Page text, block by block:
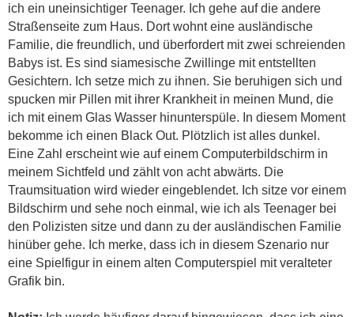
ich ein uneinsichtiger Teenager. Ich gehe auf die andere
Straßenseite zum Haus. Dort wohnt eine ausländische
Familie, die freundlich, und überfordert mit zwei schreienden
Babys ist. Es sind siamesische Zwillinge mit entstellten
Gesichtern. Ich setze mich zu ihnen. Sie beruhigen sich und
spucken mir Pillen mit ihrer Krankheit in meinen Mund, die
ich mit einem Glas Wasser hinunterspüle. In diesem Moment
bekomme ich einen Black Out. Plötzlich ist alles dunkel.
Eine Zahl erscheint wie auf einem Computerbildschirm in
meinem Sichtfeld und zählt von acht abwärts. Die
Traumsituation wird wieder eingeblendet. Ich sitze vor einem
Bildschirm und sehe noch einmal, wie ich als Teenager bei
den Polizisten sitze und dann zu der ausländischen Familie
hinüber gehe. Ich merke, dass ich in diesem Szenario nur
eine Spielfigur in einem alten Computerspiel mit veralteter
Grafik bin.